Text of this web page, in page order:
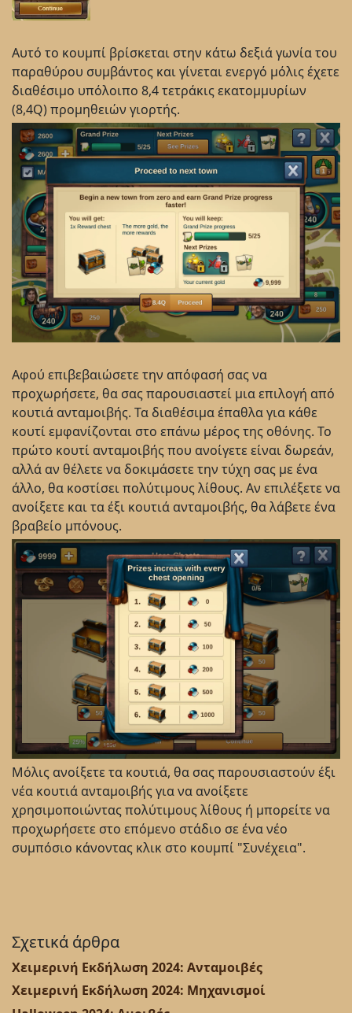
Αυτό το κουμπί βρίσκεται στην κάτω δεξιά γωνία του
παραθύρου συμβάντος και γίνεται ενεργό μόλις έχετε
διαθέσιμο υπόλοιπο 8,4 τετράκις εκατομμυρίων
(8,4Q) προμηθειών γιορτής.
Αφού επιβεβαιώσετε την απόφασή σας να
προχωρήσετε, θα σας παρουσιαστεί μια επιλογή από
κουτιά ανταμοιβής. Τα διαθέσιμα έπαθλα για κάθε
κουτί εμφανίζονται στο επάνω μέρος της οθόνης. Το
πρώτο κουτί ανταμοιβής που ανοίγετε είναι δωρεάν,
αλλά αν θέλετε να δοκιμάσετε την τύχη σας με ένα
άλλο, θα κοστίσει πολύτιμους λίθους. Αν επιλέξετε να
ανοίξετε και τα έξι κουτιά ανταμοιβής, θα λάβετε ένα
βραβείο μπόνους.
Μόλις ανοίξετε τα κουτιά, θα σας παρουσιαστούν έξι
νέα κουτιά ανταμοιβής για να ανοίξετε
χρησιμοποιώντας πολύτιμους λίθους ή μπορείτε να
προχωρήσετε στο επόμενο στάδιο σε ένα νέο
συμπόσιο κάνοντας κλικ στο κουμπί "Συνέχεια".
Σχετικά άρθρα
Χειμερινή Εκδήλωση 2024: Ανταμοιβές
Χειμερινή Εκδήλωση 2024: Μηχανισμοί